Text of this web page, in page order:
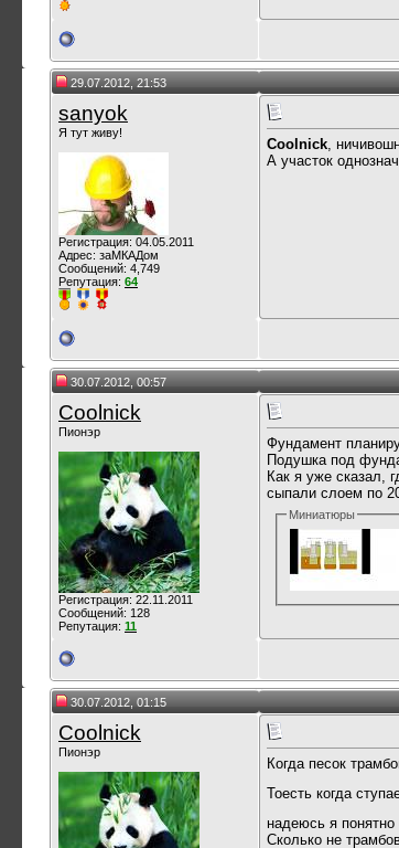
29.07.2012, 21:53
sanyok
Я тут живу!
Регистрация: 04.05.2011
Адрес: заМКАДом
Сообщений: 4,749
Репутация: 64
Coolnick,
А участок
30.07.2012, 00:57
Coolnick
Пионэр
Регистрация: 22.11.2011
Сообщений: 128
Репутация: 11
Фундамент
Подушка под
Как я уже сказал,
сыпали слоем по
Миниатюры
30.07.2012, 01:15
Coolnick
Пионэр
Когда песок
Тоесть когда
надеюсь я понятно
Сколько не